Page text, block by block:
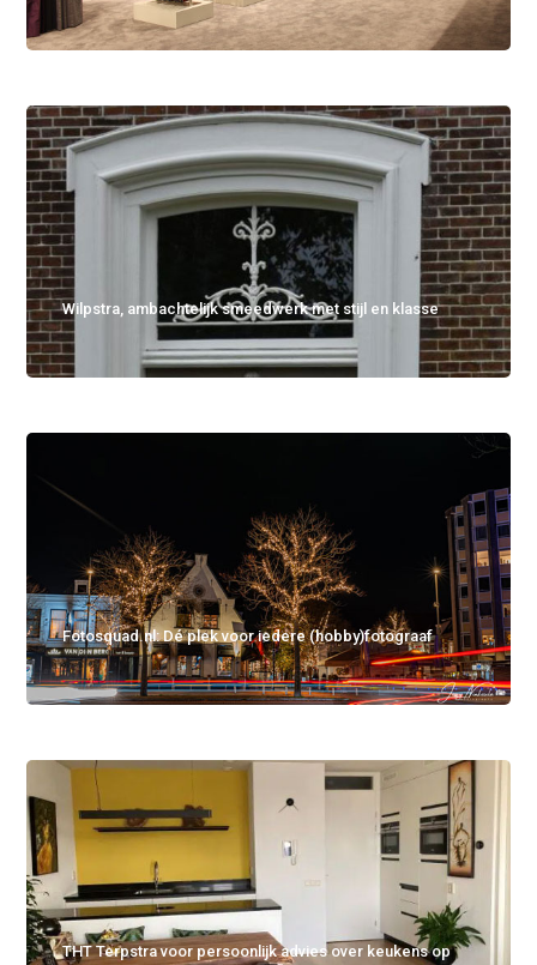
Wilpstra, ambachtelijk smeedwerk met stijl en klasse
Fotosquad.nl: Dé plek voor iedere (hobby)fotograaf
THT Terpstra voor persoonlijk advies over keukens op